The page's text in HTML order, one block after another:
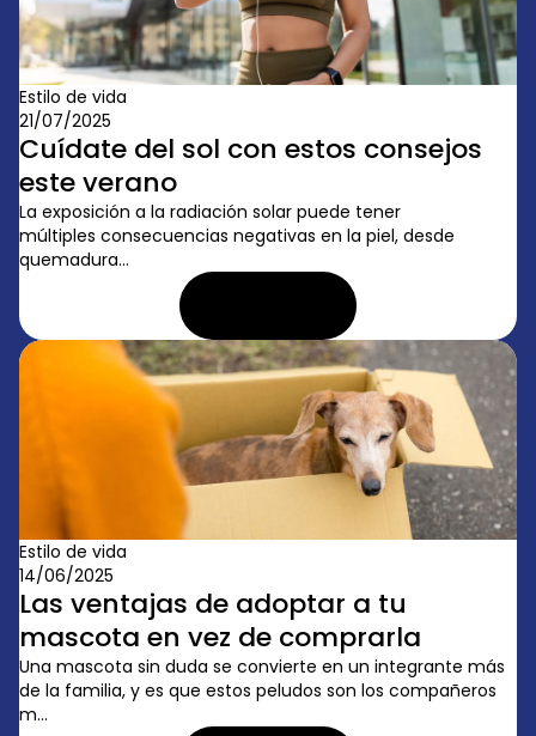
Estilo de vida
21/07/2025
Cuídate del sol con estos consejos
este verano
La exposición a la radiación solar puede tener
múltiples consecuencias negativas en la piel, desde
quemadura...
Estilo de vida
14/06/2025
Las ventajas de adoptar a tu
mascota en vez de comprarla
Una mascota sin duda se convierte en un integrante más
de la familia, y es que estos peludos son los compañeros
m...